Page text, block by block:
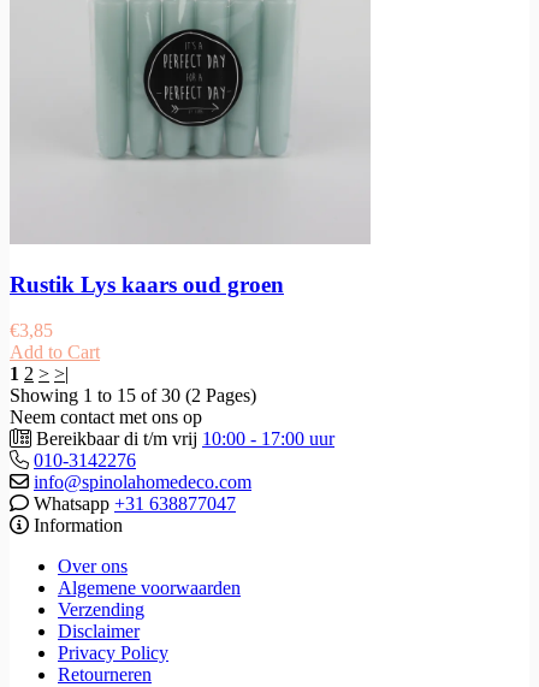
Rustik Lys kaars oud groen
€3,85
Add to Cart
1 2 > >|
Showing 1 to 15 of 30 (2 Pages)
Neem contact met ons op
Bereikbaar di t/m vrij 10:00 - 17:00 uur
010-3142276
info@spinolahomedeco.com
Whatsapp +31 638877047
Information
Over ons
Algemene voorwaarden
Verzending
Disclaimer
Privacy Policy
Retourneren